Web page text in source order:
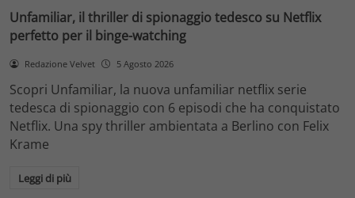
Unfamiliar, il thriller di spionaggio tedesco su Netflix
perfetto per il binge-watching
Redazione Velvet 5 Agosto 2026
Scopri Unfamiliar, la nuova unfamiliar netflix serie
tedesca di spionaggio con 6 episodi che ha conquistato
Netflix. Una spy thriller ambientata a Berlino con Felix
Krame
Leggi di più